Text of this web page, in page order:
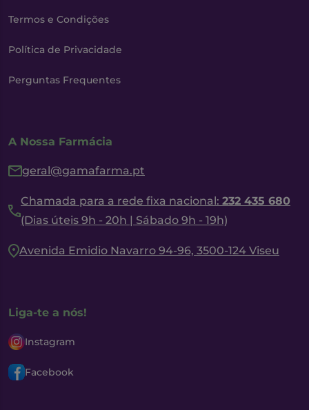
Termos e Condições
Política de Privacidade
Perguntas Frequentes
A Nossa Farmácia
geral@gamafarma.pt
Chamada para a rede fixa nacional: 232 435 680
(Dias úteis 9h - 20h | Sábado 9h - 19h)
Avenida Emidio Navarro 94-96, 3500-124 Viseu
Liga-te a nós!
Instagram
Facebook